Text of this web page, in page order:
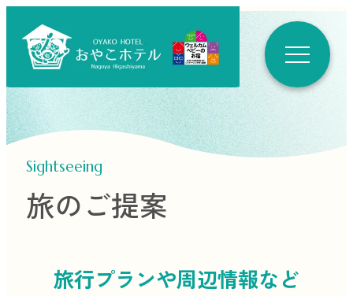
Sightseeing
旅のご提案
旅行プランや周辺情報など